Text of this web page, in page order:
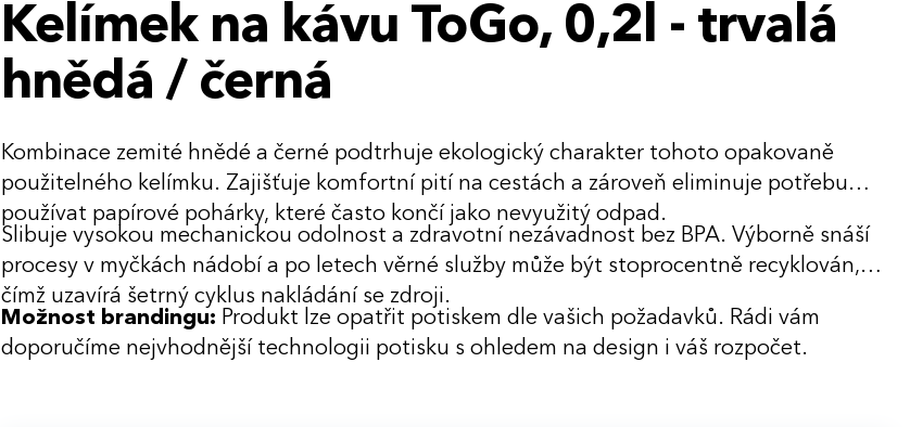
Kelímek na kávu ToGo, 0,2l - trvalá
hnědá / černá
Kombinace zemité hnědé a černé podtrhuje ekologický charakter tohoto opakovaně
použitelného kelímku. Zajišťuje komfortní pití na cestách a zároveň eliminuje potřebu
používat papírové pohárky, které často končí jako nevyužitý odpad.
Slibuje vysokou mechanickou odolnost a zdravotní nezávadnost bez BPA. Výborně snáší
procesy v myčkách nádobí a po letech věrné služby může být stoprocentně recyklován,
čímž uzavírá šetrný cyklus nakládání se zdroji.
Možnost brandingu: Produkt lze opatřit potiskem dle vašich požadavků. Rádi vám
doporučíme nejvhodnější technologii potisku s ohledem na design i váš rozpočet.